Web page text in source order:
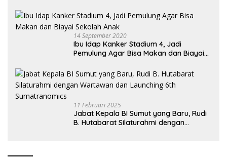
14 September 2020
Ibu Idap Kanker Stadium 4, Jadi
Pemulung Agar Bisa Makan dan Biayai
11 Februari 2025
Jabat Kepala BI Sumut yang Baru, Rudi
B. Hutabarat Silaturahmi dengan